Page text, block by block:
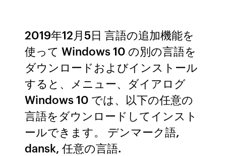
2019年12月5日 言語の追加機能を
使って Windows 10 の別の言語を
ダウンロードおよびインストール
すると、メニュー、ダイアログ
Windows 10 では、以下の任意の
言語をダウンロードしてインスト
ールできます。 デンマーク語,
dansk, 任意の言語.